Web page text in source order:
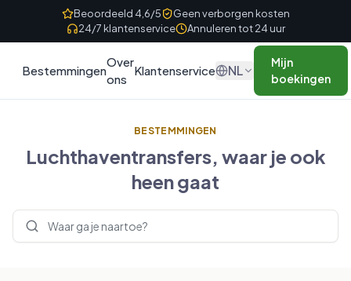
Skip to contentBeoordeeld 4,6/5
Geen verborgen kosten
24/7 klantenservice
Annuleren tot 24 uur
Bestemmingen
Over
ons
Klantenservice NL
Mijn
boekingen
BESTEMMINGEN
Luchthaventransfers, waar je ook
heen gaat
Bestemmingen zoeken